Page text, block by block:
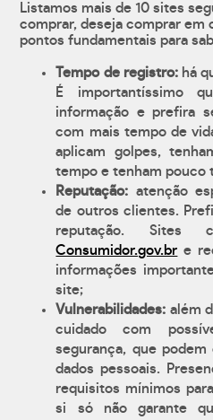
Listamos mais de 10 sites
comprar, deseja comprar em
pontos fundamentais para
Tempo de registro:há
É importantíssimo
informação e prefira
com mais tempo de
aplicam golpes,
tempo e tenham pouco
Reputação: atenção
de outros clientes.
reputação. Sites
Consumidor.gov.br e
informações
site;
Vulnerabilidades: além
cuidado com
segurança, que
dados pessoais.
requisitos mínimos
si só não garante